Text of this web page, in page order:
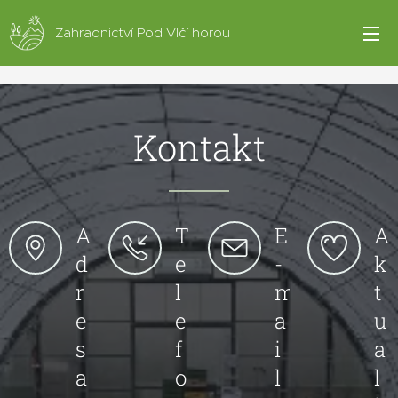
Zahradnictví Pod Vlčí horou
Kontakt
A
d
r
e
s
a
T
e
l
e
f
o
E
-
m
a
i
l
A
k
t
u
a
l